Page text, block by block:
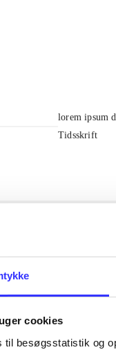
cookies
til besøgsstatistik og
lorem ipsum
Tidsskrift